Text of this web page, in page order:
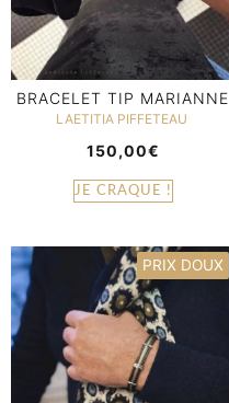
BRACELET TIP MARIANNE
LAETITIA PIFFETEAU
150,00€
JE CRAQUE !
PRIX DOUX